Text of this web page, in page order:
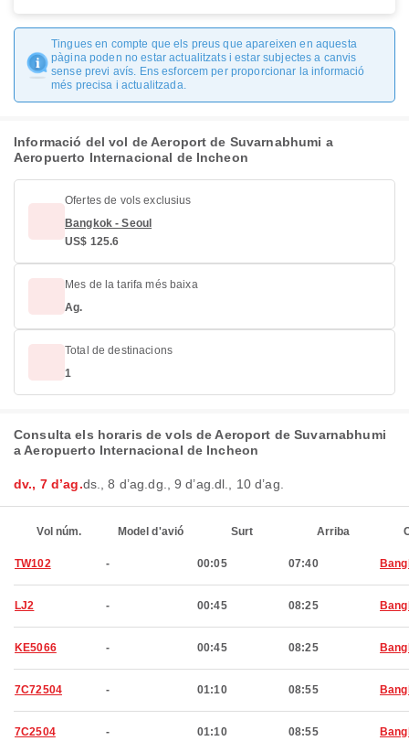
Tingues en compte que els preus que apareixen en aquesta
pàgina poden no estar actualitzats i estar subjectes a canvis
sense previ avís. Ens esforcem per proporcionar la informació
més precisa i actualitzada.
Informació del vol de Aeroport de Suvarnabhumi a
Aeropuerto Internacional de Incheon
Ofertes de vols exclusius
Bangkok - Seoul
US$ 125.6
Mes de la tarifa més baixa
Ag.
Total de destinacions
1
Consulta els horaris de vols de Aeroport de Suvarnabhumi
a Aeropuerto Internacional de Incheon
dv., 7 d’ag.ds., 8 d’ag.dg., 9 d’ag.dl., 10 d’ag.
Vol núm. Model d'avió Surt Arriba
TW102 - 00:05 07:40
LJ2 - 00:45 08:25
KE5066 - 00:45 08:25
7C72504 - 01:10 08:55
7C2504 - 01:10 08:55